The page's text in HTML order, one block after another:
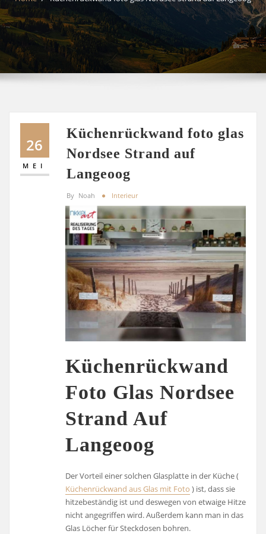
26
MEI
Küchenrückwand foto glas
Nordsee Strand auf
Langeoog
By Noah Interieur
Küchenrückwand
Foto Glas Nordsee
Strand Auf
Langeoog
Der Vorteil einer solchen Glasplatte in der Küche (
Küchenrückwand aus Glas mit Foto ) ist, dass sie
hitzebeständig ist und deswegen von etwaige Hitze
nicht angegriffen wird. Außerdem kann man in das
Glas Löcher für Steckdosen bohren.